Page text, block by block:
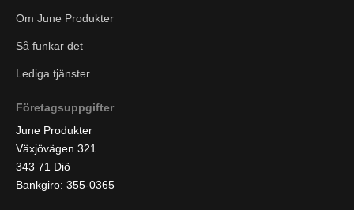
Om June Produkter
Så funkar det
Lediga tjänster
Företagsuppgifter
June Produkter
Växjövägen 321
343 71 Diö
Bankgiro: 355-0365